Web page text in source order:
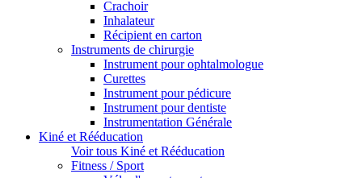
Crachoir
Inhalateur
Récipient en carton
Instruments de chirurgie
Instrument pour ophtalmologue
Curettes
Instrument pour pédicure
Instrument pour dentiste
Instrumentation Générale
Kiné et Rééducation
Voir tous Kiné et Rééducation
Fitness / Sport